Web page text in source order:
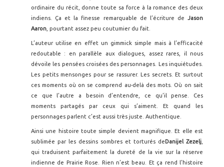
ordinaire du récit, donne toute sa force à la romance des deux
indiens. Ça et la finesse remarquable de l’écriture de Jason
Aaron , pourtant assez peu coutumier du fait.
L’auteur utilise en effet un gimmick simple mais à l’efficacité
redoutable : en parallèle aux dialogues, assez rares, il nous
dévoile les pensées croisées des personnages. Les inquiétudes.
Les petits mensonges pour se rassurer. Les secrets. Et surtout
ces moments où on se comprend au-delà des mots. Où on sait
ce que l’autre a besoin d’entendre, ce qu’il pense. Ces
moments partagés par ceux qui s’aiment. Et quand les
personnages parlent c’est aussi très juste. Authentique.
Ainsi une histoire toute simple devient magnifique. Et elle est
sublimée par les dessins sombres et torturés deDanijel Zezelj
qui traduisent parfaitement la dureté de la vie sur la réserve
indienne de Prairie Rose. Rien n’est beau. Et ça rend l’histoire